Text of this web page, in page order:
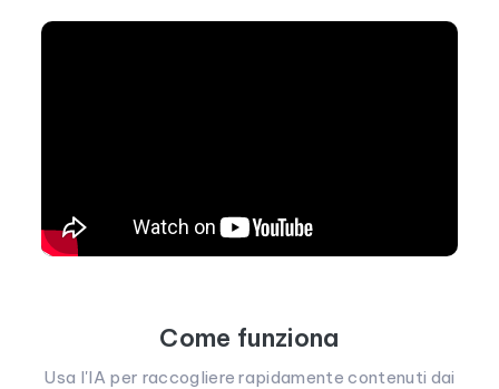
Come funziona
Usa l'IA per raccogliere rapidamente contenuti dai